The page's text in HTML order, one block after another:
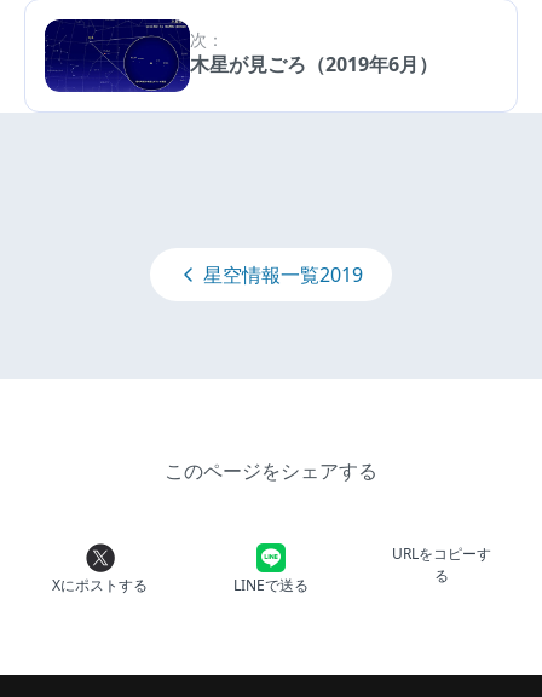
次：
木星が見ごろ（2019年6月）
星空情報一覧2019
このページをシェアする
Xにポストする LINEで送る
URLをコピーす
る